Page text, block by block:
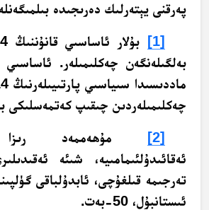
پەرقنى يېتەرلىك دەرىجىدە
[1]
چەكلىمىلەردىن چىقىپ كەتمەسلىكى
[2]
مۇھەممەد رىزا
ئەقائىدۇلئىمامىيە، شىئە
ئىستانبۇل، 50-بەت.